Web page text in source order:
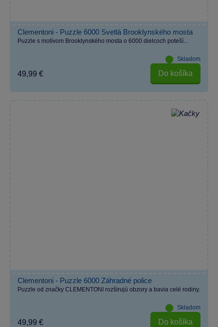
Clementoni - Puzzle 6000 Svetlá Brooklynského mosta
Puzzle s motívom Brooklynského mosta o 6000 dielcoch poteší...
Skladom
49,99 € Do košíka
Clementoni - Puzzle 6000 Záhradné police
Puzzle od značky CLEMENTONI rozširujú obzory a bavia celé rodiny.
Skladom
49,99 € Do košíka